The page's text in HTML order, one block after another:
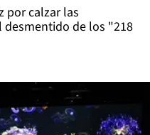
por calzar las
desmentido de los "218